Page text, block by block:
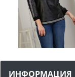
ИНФОРМАЦИЯ